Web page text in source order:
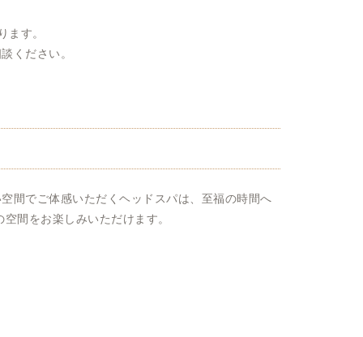
す。
ください。
間でご体感いただくヘッドスパは、至福の時間へ
間をお楽しみいただけます。